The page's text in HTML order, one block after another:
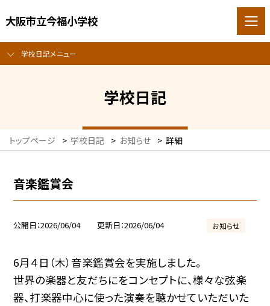
大阪市立今福小学校
学校日記メニュー
学校日記
トップページ > 学校日記 > お知らせ > 詳細
音楽鑑賞会
公開日 2026/06/04 更新日 2026/06/04 お知らせ
6月４日（木）音楽鑑賞会を実施しました。
世界の楽器と友だちにをコンセプトに、様々な弦楽
器、打楽器中心に使った演奏を聴かせていただいた